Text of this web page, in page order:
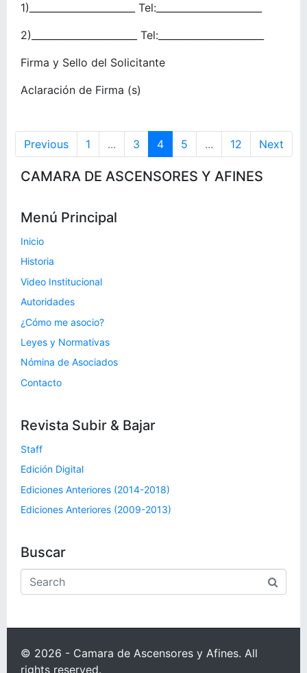
1)______________________ Tel:______________________
2)______________________ Tel:______________________
Firma y Sello del Solicitante
Aclaración de Firma (s)
Previous 1 ... 3 4 5 ... 12 Next
CAMARA DE ASCENSORES Y AFINES
Menú Principal
Inicio
Historia
Video Institucional
Autoridades
¿Cómo me asocio?
Leyes y Normativas
Nómina de Asociados
Contacto
Revista Subir & Bajar
Staff
Edición Digital
Ediciones Anteriores (2014-2018)
Ediciones Anteriores (2009-2013)
Buscar
© 2026 - Camara de Ascensores y Afines. All
rights reserved.